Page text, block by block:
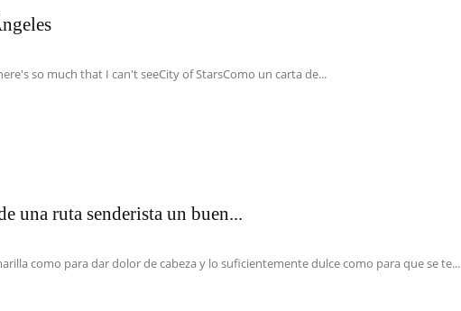
so much that I can't seeCity of StarsComo un carta de...
una ruta senderista un buen...
como para dar dolor de cabeza y lo suficientemente dulce como para que se te...